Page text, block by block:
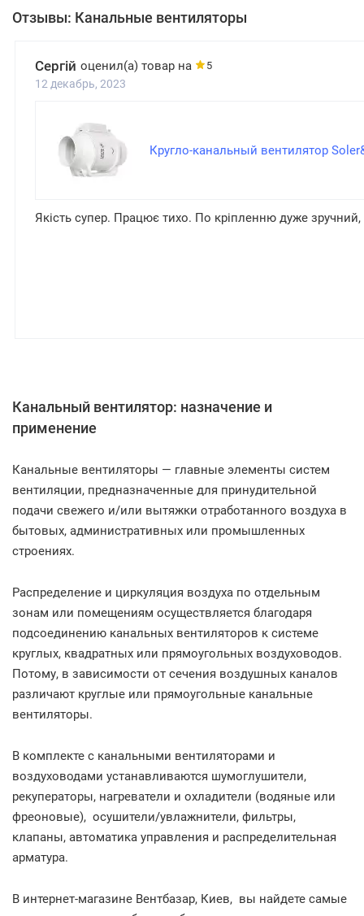
Отзывы: Канальные вентиляторы
Андрей С. оценил(а) товар на
9 ноябрь, 2022
Круглый канальный вентилятор
Нужна было организовать вытяжку в маленьком
Канальный вентилятор: назначение и
применение
Канальные вентиляторы — главные элементы систем
вентиляции, предназначенные для принудительной
подачи свежего и/или вытяжки отработанного воздуха в
бытовых, административных или промышленных
строениях.
Распределение и циркуляция воздуха по отдельным
зонам или помещениям осуществляется благодаря
подсоединению канальных вентиляторов к системе
круглых, квадратных или прямоугольных воздуховодов.
Потому, в зависимости от сечения воздушных каналов
различают круглые или прямоугольные канальные
вентиляторы.
В комплекте с канальными вентиляторами и
воздуховодами устанавливаются шумоглушители,
рекуператоры, нагреватели и охладители (водяные или
фреоновые), осушители/увлажнители, фильтры,
клапаны, автоматика управления и распределительная
арматура.
В интернет-магазине Вентбазар, Киев, вы найдете самые